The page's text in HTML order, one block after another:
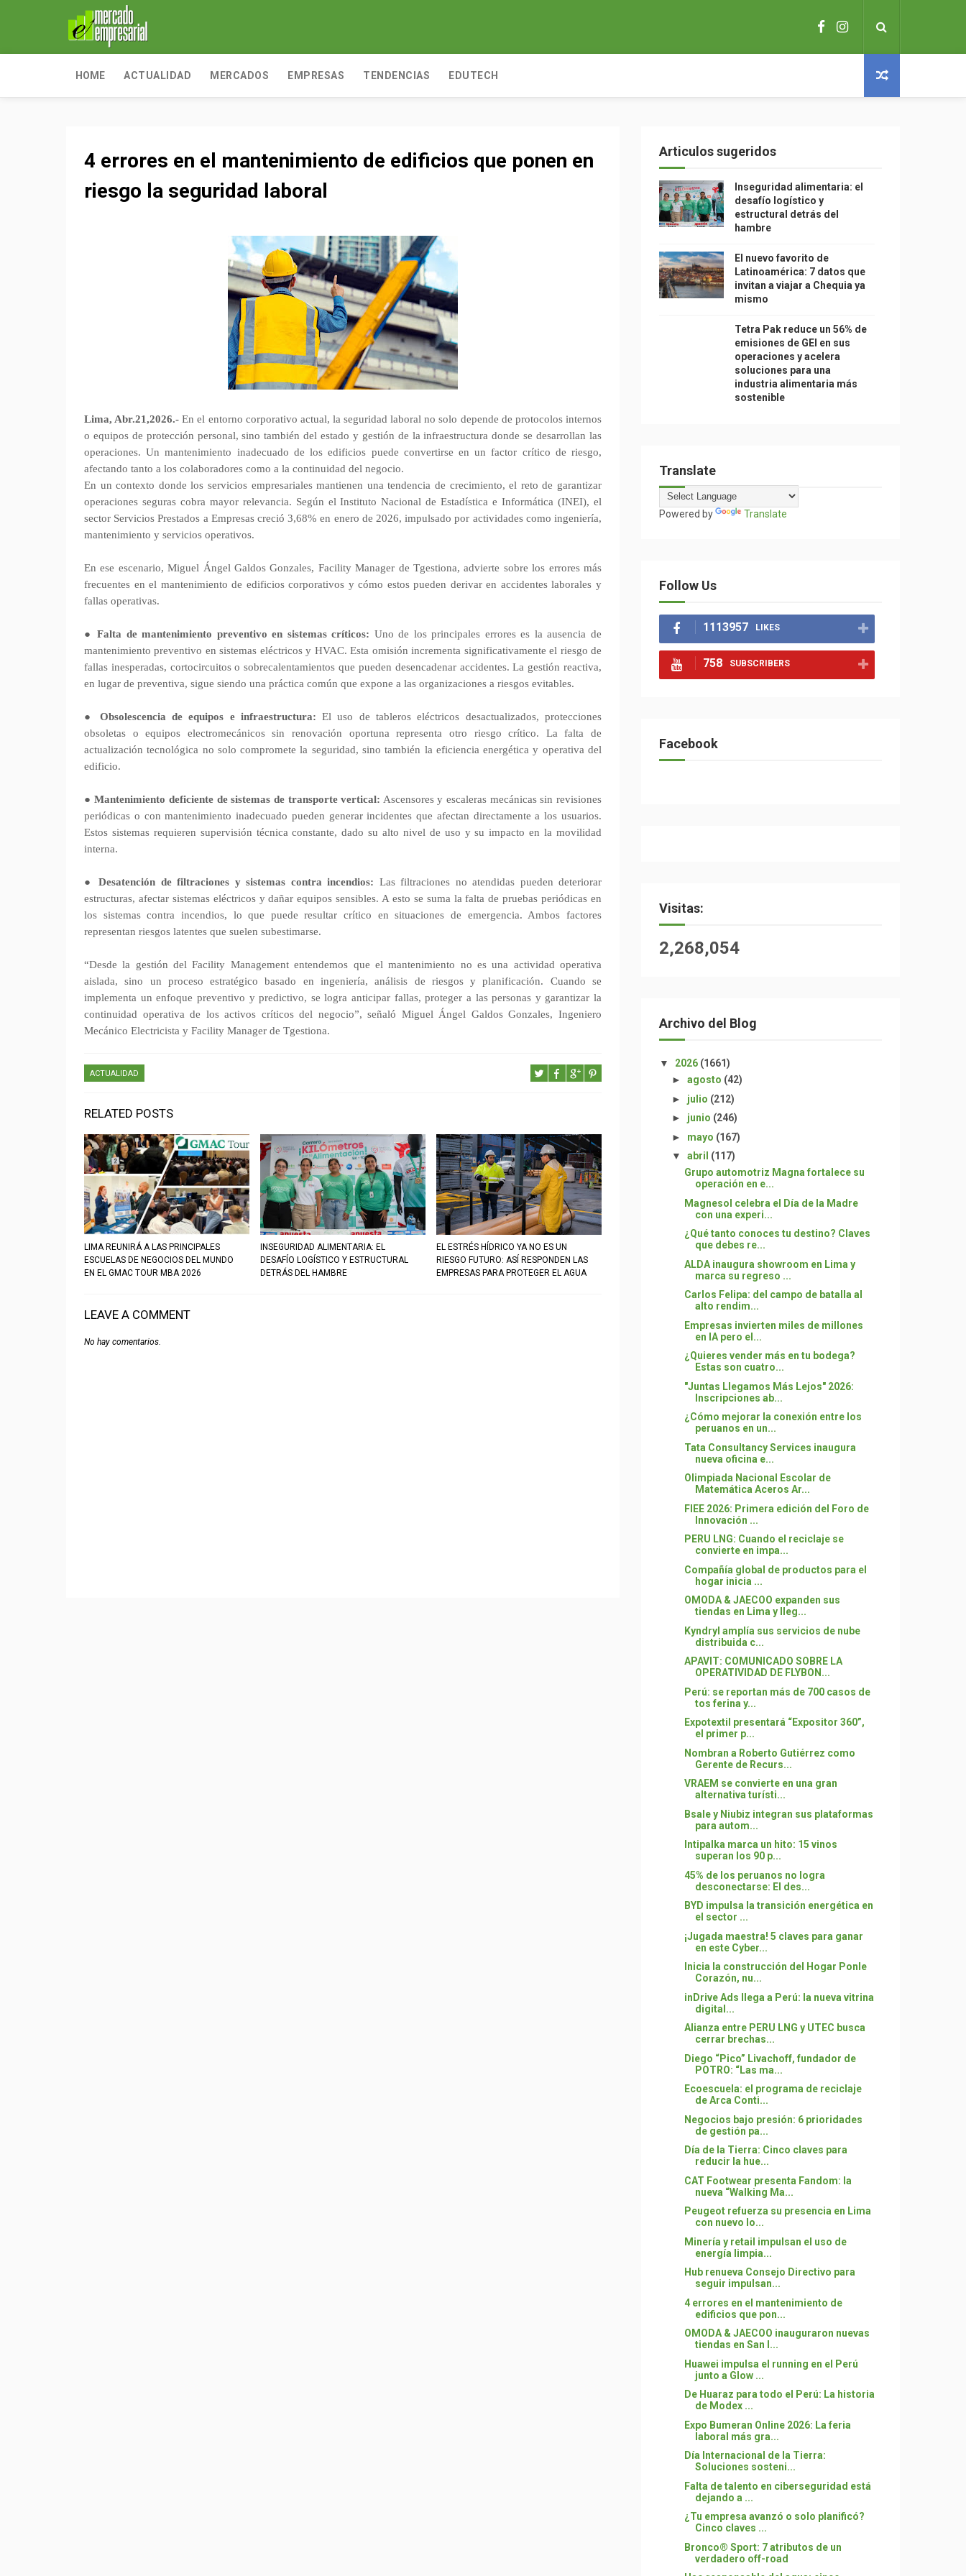
HOME ACTUALIDAD MERCADOS EMPRESAS TENDENCIAS EDUTECH
4 errores en el mantenimiento de edificios que ponen en
riesgo la seguridad laboral
Lima, Abr.21,2026.- En el entorno corporativo actual, la seguridad laboral no solo depende de protocolos internos
o equipos de protección personal, sino también del estado y gestión de la infraestructura donde se desarrollan las
operaciones. Un mantenimiento inadecuado de los edificios puede convertirse en un factor crítico de riesgo,
afectando tanto a los colaboradores como a la continuidad del negocio.
En un contexto donde los servicios empresariales mantienen una tendencia de crecimiento, el reto de garantizar
operaciones seguras cobra mayor relevancia. Según el Instituto Nacional de Estadística e Informática (INEI), el
sector Servicios Prestados a Empresas creció 3,68% en enero de 2026, impulsado por actividades como ingeniería,
mantenimiento y servicios operativos.
En ese escenario, Miguel Ángel Galdos Gonzales, Facility Manager de Tgestiona, advierte sobre los errores más
frecuentes en el mantenimiento de edificios corporativos y cómo estos pueden derivar en accidentes laborales y
fallas operativas.
●Falta de mantenimiento preventivo en sistemas críticos: Uno de los principales errores es la ausencia de
mantenimiento preventivo en sistemas eléctricos y HVAC. Esta omisión incrementa significativamente el riesgo de
fallas inesperadas, cortocircuitos o sobrecalentamientos que pueden desencadenar accidentes. La gestión reactiva,
en lugar de preventiva, sigue siendo una práctica común que expone a las organizaciones a riesgos evitables.
● Obsolescencia de equipos e infraestructura: El uso de tableros eléctricos desactualizados, protecciones
obsoletas o equipos electromecánicos sin renovación oportuna representa otro riesgo crítico. La falta de
actualización tecnológica no solo compromete la seguridad, sino también la eficiencia energética y operativa del
edificio.
●Mantenimiento deficiente de sistemas de transporte vertical: Ascensores y escaleras mecánicas sin revisiones
periódicas o con mantenimiento inadecuado pueden generar incidentes que afectan directamente a los usuarios.
Estos sistemas requieren supervisión técnica constante, dado su alto nivel de uso y su impacto en la movilidad
interna.
● Desatención de filtraciones y sistemas contra incendios: Las filtraciones no atendidas pueden deteriorar
estructuras, afectar sistemas eléctricos y dañar equipos sensibles. A esto se suma la falta de pruebas periódicas en
los sistemas contra incendios, lo que puede resultar crítico en situaciones de emergencia. Ambos factores
representan riesgos latentes que suelen subestimarse.
“Desde la gestión del Facility Management entendemos que el mantenimiento no es una actividad operativa
aislada, sino un proceso estratégico basado en ingeniería, análisis de riesgos y planificación. Cuando se
implementa un enfoque preventivo y predictivo, se logra anticipar fallas, proteger a las personas y garantizar la
continuidad operativa de los activos críticos del negocio”, señaló Miguel Ángel Galdos Gonzales, Ingeniero
Mecánico Electricista y Facility Manager de Tgestiona.
ACTUALIDAD
RELATED POSTS
LIMA REUNIRÁ A LAS PRINCIPALES
ESCUELAS DE NEGOCIOS DEL MUNDO
EN EL GMAC TOUR MBA 2026
INSEGURIDAD ALIMENTARIA: EL
DESAFÍO LOGÍSTICO Y ESTRUCTURAL
DETRÁS DEL HAMBRE
EL ESTRÉS HÍDRICO YA NO ES UN
RIESGO FUTURO: ASÍ RESPONDEN LAS
EMPRESAS PARA PROTEGER EL AGUA
LEAVE A COMMENT
No hay comentarios.
Articulos sugeridos
Inseguridad alimentaria: el
desafío logístico y
estructural detrás del
hambre
El nuevo favorito de
Latinoamérica: 7 datos que
invitan a viajar a Chequia ya
mismo
Tetra Pak reduce un 56% de
emisiones de GEI en sus
operaciones y acelera
soluciones para una
industria alimentaria más
sostenible
Translate
Powered by Translate
Follow Us
1113957 LIKES
758 SUBSCRIBERS
Facebook
Visitas:
2,268,054
Archivo del Blog
▼ 2026 (1661)
► agosto (42)
► julio (212)
► junio (246)
► mayo (167)
▼ abril (117)
Grupo automotriz Magna fortalece su
operación en e...
Magnesol celebra el Día de la Madre
con una experi...
¿Qué tanto conoces tu destino? Claves
que debes re...
ALDA inaugura showroom en Lima y
marca su regreso ...
Carlos Felipa: del campo de batalla al
alto rendim...
Empresas invierten miles de millones
en IA pero el...
¿Quieres vender más en tu bodega?
Estas son cuatro...
"Juntas Llegamos Más Lejos" 2026:
Inscripciones ab...
¿Cómo mejorar la conexión entre los
peruanos en un...
Tata Consultancy Services inaugura
nueva oficina e...
Olimpiada Nacional Escolar de
Matemática Aceros Ar...
FIEE 2026: Primera edición del Foro de
Innovación ...
PERU LNG: Cuando el reciclaje se
convierte en impa...
Compañía global de productos para el
hogar inicia ...
OMODA & JAECOO expanden sus
tiendas en Lima y lleg...
Kyndryl amplía sus servicios de nube
distribuida c...
APAVIT: COMUNICADO SOBRE LA
OPERATIVIDAD DE FLYBON...
Perú: se reportan más de 700 casos de
tos ferina y...
Expotextil presentará “Expositor 360”,
el primer p...
Nombran a Roberto Gutiérrez como
Gerente de Recurs...
VRAEM se convierte en una gran
alternativa turísti...
Bsale y Niubiz integran sus plataformas
para autom...
Intipalka marca un hito: 15 vinos
superan los 90 p...
45% de los peruanos no logra
desconectarse: El des...
BYD impulsa la transición energética en
el sector ...
¡Jugada maestra! 5 claves para ganar
en este Cyber...
Inicia la construcción del Hogar Ponle
Corazón, nu...
inDrive Ads llega a Perú: la nueva vitrina
digital...
Alianza entre PERU LNG y UTEC busca
cerrar brechas...
Diego “Pico” Livachoff, fundador de
POTRO: “Las ma...
Ecoescuela: el programa de reciclaje
de Arca Conti...
Negocios bajo presión: 6 prioridades
de gestión pa...
Día de la Tierra: Cinco claves para
reducir la hue...
CAT Footwear presenta Fandom: la
nueva “Walking Ma...
Peugeot refuerza su presencia en Lima
con nuevo lo...
Minería y retail impulsan el uso de
energía limpia...
Hub renueva Consejo Directivo para
seguir impulsan...
4 errores en el mantenimiento de
edificios que pon...
OMODA & JAECOO inauguraron nuevas
tiendas en San I...
Huawei impulsa el running en el Perú
junto a Glow ...
De Huaraz para todo el Perú: La historia
de Modex ...
Expo Bumeran Online 2026: La feria
laboral más gra...
Día Internacional de la Tierra:
Soluciones sosteni...
Falta de talento en ciberseguridad está
dejando a ...
¿Tu empresa avanzó o solo planificó?
Cinco claves ...
Bronco® Sport: 7 atributos de un
verdadero off-road